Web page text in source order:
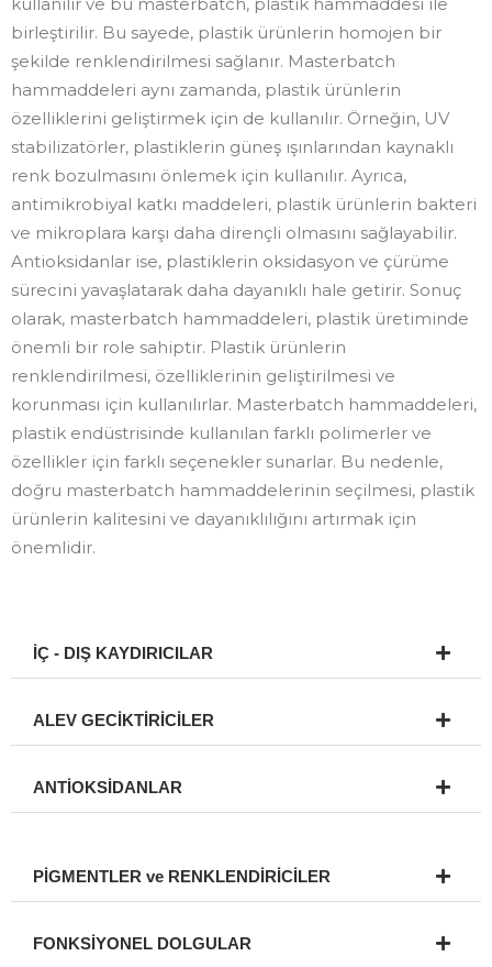
birleştirilir. Bu sayede, plastik ürünlerin homojen bir
şekilde renklendirilmesi sağlanır. Masterbatch
hammaddeleri aynı zamanda, plastik ürünlerin
özelliklerini geliştirmek için de kullanılır. Örneğin, UV
stabilizatörler, plastiklerin güneş ışınlarından kaynaklı
renk bozulmasını önlemek için kullanılır. Ayrıca,
antimikrobiyal katkı maddeleri, plastik ürünlerin bakteri
ve mikroplara karşı daha dirençli olmasını sağlayabilir.
Antioksidanlar ise, plastiklerin oksidasyon ve çürüme
sürecini yavaşlatarak daha dayanıklı hale getirir. Sonuç
olarak, masterbatch hammaddeleri, plastik üretiminde
önemli bir role sahiptir. Plastik ürünlerin
renklendirilmesi, özelliklerinin geliştirilmesi ve
korunması için kullanılırlar. Masterbatch hammaddeleri,
plastik endüstrisinde kullanılan farklı polimerler ve
özellikler için farklı seçenekler sunarlar. Bu nedenle,
doğru masterbatch hammaddelerinin seçilmesi, plastik
ürünlerin kalitesini ve dayanıklılığını artırmak için
önemlidir.
İÇ - DIŞ KAYDIRICILAR
ALEV GECİKTİRİCİLER
ANTİOKSİDANLAR
PİGMENTLER ve RENKLENDİRİCİLER
FONKSİYONEL DOLGULAR